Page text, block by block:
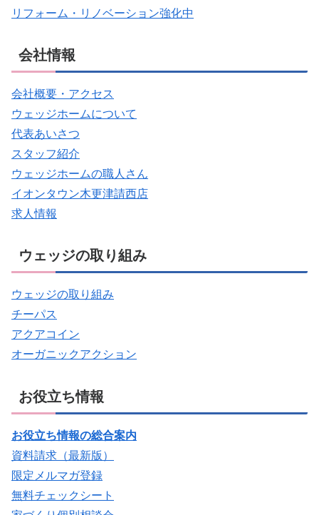
リフォーム・リノベーション強化中
会社情報
会社概要・アクセス
ウェッジホームについて
代表あいさつ
スタッフ紹介
ウェッジホームの職人さん
イオンタウン木更津請西店
求人情報
ウェッジの取り組み
ウェッジの取り組み
チーパス
アクアコイン
オーガニックアクション
お役立ち情報
お役立ち情報の総合案内
資料請求（最新版）
限定メルマガ登録
無料チェックシート